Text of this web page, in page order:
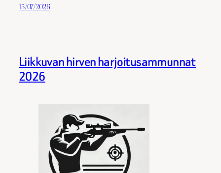
15/07/2026
Liikkuvan hirven harjoitusammunnat
2026